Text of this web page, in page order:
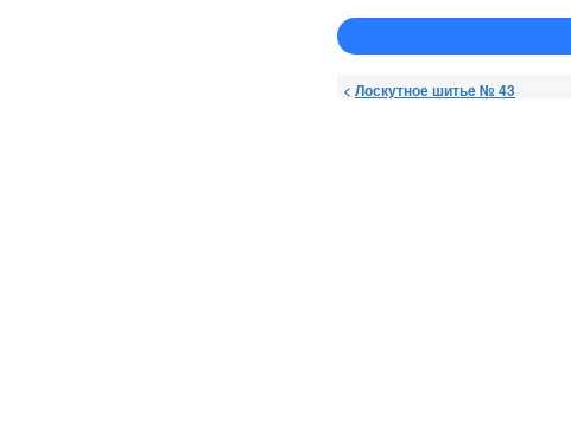
< Лоскутное шитье № 43